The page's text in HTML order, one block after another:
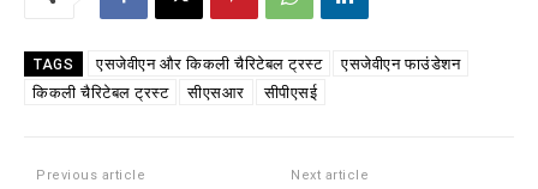
TAGS एसजेवीएन और किकली चैरिटेबल ट्रस्ट
एसजेवीएन फाउंडेशन
किकली चैरिटेबल ट्रस्ट
सीएसआर सीपीएसई
Previous article Next article